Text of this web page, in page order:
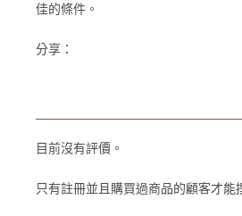
佳的條件。
分享：
目前沒有評價。
只有註冊並且購買過商品的顧客才能